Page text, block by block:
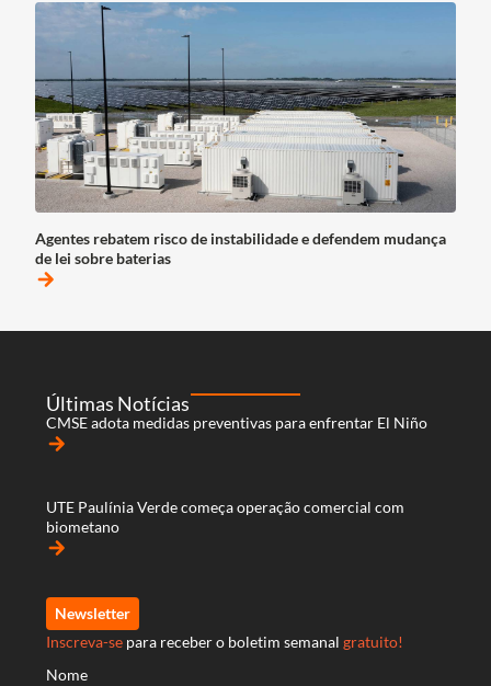
Agentes rebatem risco de instabilidade e defendem mudança
de lei sobre baterias
arrow_forward
Últimas Notícias
CMSE adota medidas preventivas para enfrentar El Niño
arrow_forward
UTE Paulínia Verde começa operação comercial com
biometano
arrow_forward
Newsletter
Inscreva-se para receber o boletim semanal gratuito!
Nome